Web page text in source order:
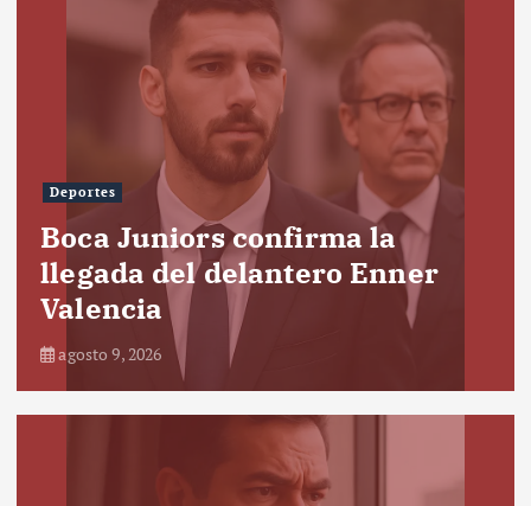
Deportes
Boca Juniors confirma la
llegada del delantero Enner
Valencia
agosto 9, 2026